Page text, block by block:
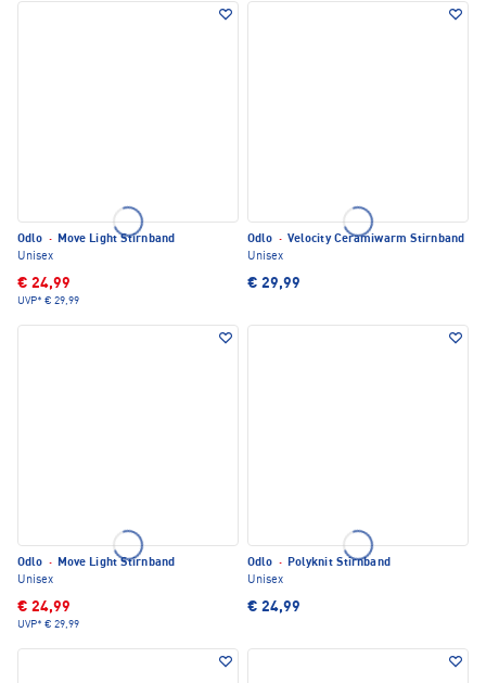
Odlo · Move Light Stirnband
Unisex
€ 24,99
UVP* € 29,99
Odlo · Velocity Ceramiwarm Stirnband
Unisex
€ 29,99
Odlo · Move Light Stirnband
Unisex
€ 24,99
UVP* € 29,99
Odlo · Polyknit Stirnband
Unisex
€ 24,99